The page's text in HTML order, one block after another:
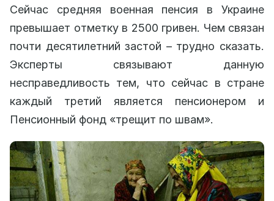
Сейчас средняя военная пенсия в Украине
превышает отметку в 2500 гривен. Чем связан
почти десятилетний застой – трудно сказать.
Эксперты связывают данную
несправедливость тем, что сейчас в стране
каждый третий является пенсионером и
Пенсионный фонд «трещит по швам».